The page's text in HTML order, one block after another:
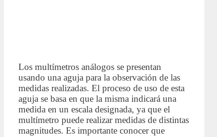
Los multímetros análogos se presentan
usando una aguja para la observación de las
medidas realizadas. El proceso de uso de esta
aguja se basa en que la misma indicará una
medida en un escala designada, ya que el
multímetro puede realizar medidas de distintas
magnitudes. Es importante conocer que